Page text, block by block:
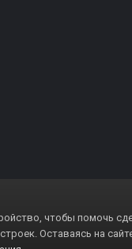
чтобы помочь
Оставаясь на